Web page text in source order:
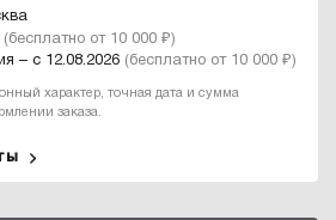
(бесплатно от 10 000 ₽)
– с 12.08.2026 (бесплатно от 10 000 ₽)
характер, точная дата и сумма
заказа.